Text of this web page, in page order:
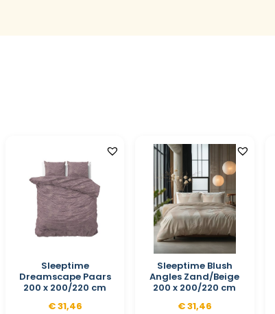
Sleeptime
Dreamscape Paars
200 x 200/220 cm
€31,46
Sleeptime Blush
Angles Zand/Beige
200 x 200/220 cm
€31,46